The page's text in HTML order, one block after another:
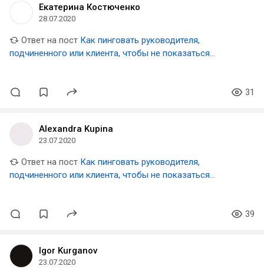
Екатерина Костюченко
28.07.2020
Ответ на пост Как пинговать руководителя,
подчиненного или клиента, чтобы не показаться
31
Alexandra Kupina
23.07.2020
Ответ на пост Как пинговать руководителя,
подчиненного или клиента, чтобы не показаться
39
Igor Kurganov
23.07.2020